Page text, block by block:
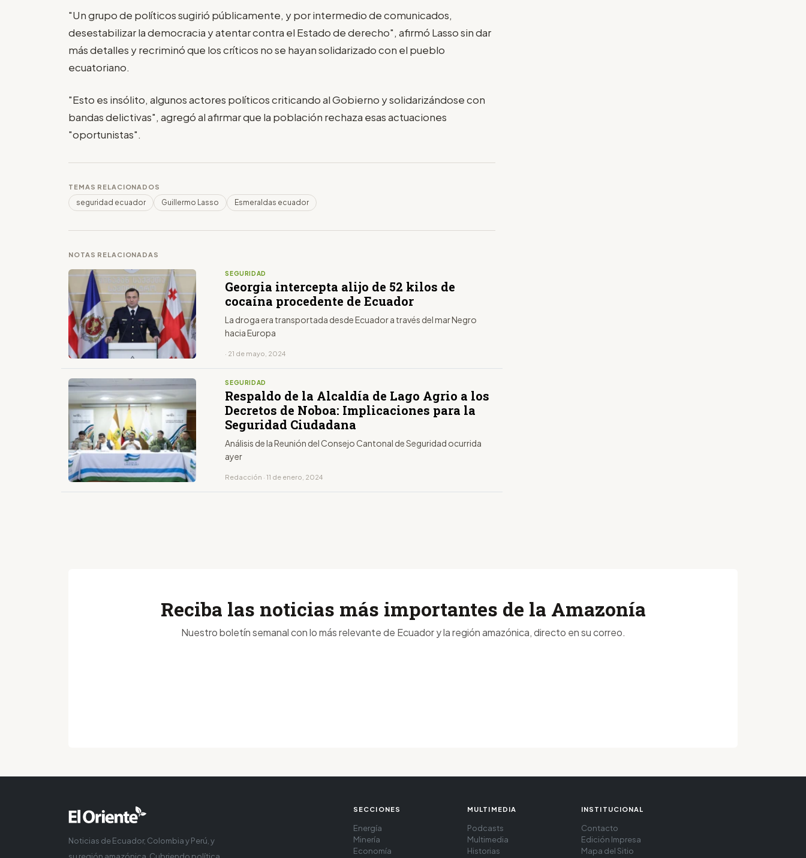
"Un grupo de políticos sugirió públicamente, y por intermedio de comunicados,
desestabilizar la democracia y atentar contra el Estado de derecho", afirmó Lasso sin dar
más detalles y recriminó que los críticos no se hayan solidarizado con el pueblo
ecuatoriano.
"Esto es insólito, algunos actores políticos criticando al Gobierno y solidarizándose con
bandas delictivas", agregó al afirmar que la población rechaza esas actuaciones
"oportunistas".
TEMAS RELACIONADOS
seguridad ecuador Guillermo Lasso Esmeraldas ecuador
NOTAS RELACIONADAS
SEGURIDAD
Georgia intercepta alijo de 52 kilos de
cocaína procedente de Ecuador
La droga era transportada desde Ecuador a través del mar Negro
hacia Europa
· 21 de mayo, 2024
SEGURIDAD
Respaldo de la Alcaldía de Lago Agrio a los
Decretos de Noboa: Implicaciones para la
Seguridad Ciudadana
Análisis de la Reunión del Consejo Cantonal de Seguridad ocurrida
ayer
Redacción · 11 de enero, 2024
Reciba las noticias más importantes de la Amazonía
Nuestro boletín semanal con lo más relevante de Ecuador y la región amazónica, directo en su correo.
Noticias de Ecuador, Colombia y Perú, y
SECCIONES
Energía
Minería
Economía
MULTIMEDIA
Podcasts
Multimedia
Historias
INSTITUCIONAL
Contacto
Edición Impresa
Mapa del Sitio